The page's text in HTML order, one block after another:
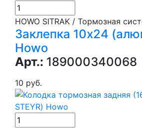
HOWO SITRAK / Тормозная
Заклепка 10х24
Howo
Арт.: 189000340068
10 руб.